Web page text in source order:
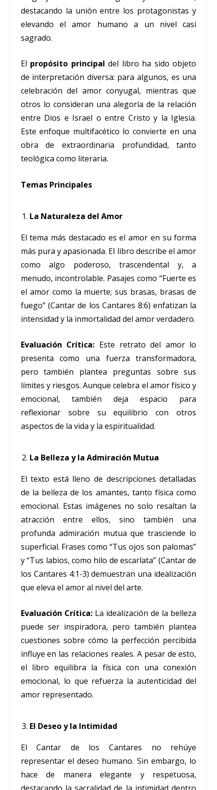
destacando la unión entre los protagonistas y
elevando el amor humano a un nivel casi
sagrado.
El propósito principal del libro ha sido objeto
de interpretación diversa: para algunos, es una
celebración del amor conyugal, mientras que
otros lo consideran una alegoría de la relación
entre Dios e Israel o entre Cristo y la Iglesia.
Este enfoque multifacético lo convierte en una
obra de extraordinaria profundidad, tanto
teológica como literaria.
Temas Principales
La Naturaleza del Amor
El tema más destacado es el amor en su forma
más pura y apasionada. El libro describe el amor
como algo poderoso, trascendental y, a
menudo, incontrolable. Pasajes como “Fuerte es
el amor como la muerte; sus brasas, brasas de
fuego” (Cantar de los Cantares 8:6) enfatizan la
intensidad y la inmortalidad del amor verdadero.
Evaluación Crítica: Este retrato del amor lo
presenta como una fuerza transformadora,
pero también plantea preguntas sobre sus
límites y riesgos. Aunque celebra el amor físico y
emocional, también deja espacio para
reflexionar sobre su equilibrio con otros
aspectos de la vida y la espiritualidad.
La Belleza y la Admiración Mutua
El texto está lleno de descripciones detalladas
de la belleza de los amantes, tanto física como
emocional. Estas imágenes no solo resaltan la
atracción entre ellos, sino también una
profunda admiración mutua que trasciende lo
superficial. Frases como “Tus ojos son palomas”
y “Tus labios, como hilo de escarlata” (Cantar de
los Cantares 4:1-3) demuestran una idealización
que eleva el amor al nivel del arte.
Evaluación Crítica:La idealización de la belleza
puede ser inspiradora, pero también plantea
cuestiones sobre cómo la perfección percibida
influye en las relaciones reales. A pesar de esto,
el libro equilibra la física con una conexión
emocional, lo que refuerza la autenticidad del
amor representado.
El Deseo y la Intimidad
El Cantar de los Cantares no rehúye
representar el deseo humano. Sin embargo, lo
hace de manera elegante y respetuosa,